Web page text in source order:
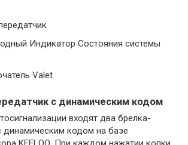
Индикатор Состояния системы
Valet
с динамическим кодом
входят два брелка-
динамическим кодом на базе